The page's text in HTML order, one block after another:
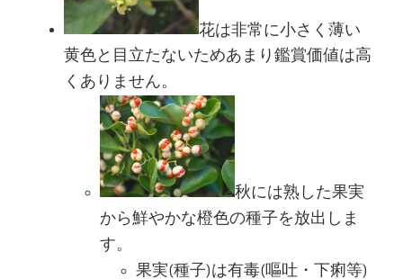
花は非常に小さく薄い
黄色と目立たないためあまり鑑賞価値は高
くありません。
秋には熟した果実
から鮮やかな橙色の種子を放出しま
す。
果実(種子)は有毒(嘔吐・下痢等)